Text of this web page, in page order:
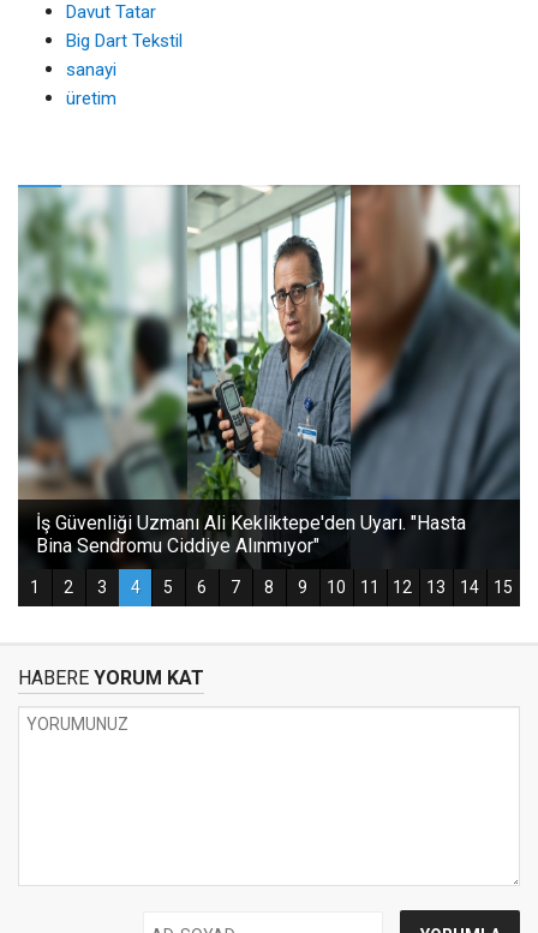
Davut Tatar
Big Dart Tekstil
sanayi
üretim
HABERE YORUM KAT